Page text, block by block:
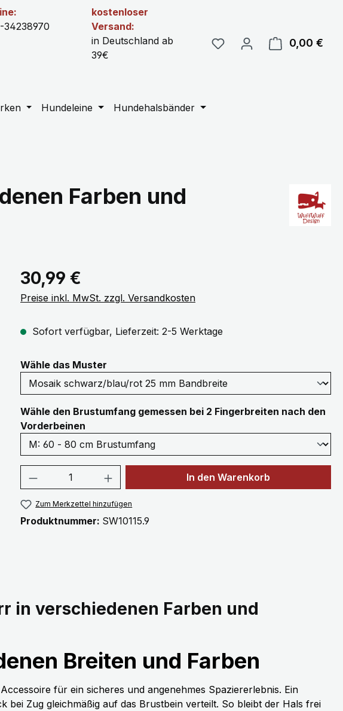
34238970
kostenloser
Versand:
in Deutschland ab
39€
0,00 €
Hundeleine
Hundehalsbänder
Farben und
Regulärer Preis:
30,99 €
Preise inkl. MwSt. zzgl. Versandkosten
Sofort verfügbar, Lieferzeit: 2-5 Werktage
Wähle das Muster
Wähle den Brustumfang gemessen bei 2 Fingerbreiten nach den
Vorderbeinen
Produkt Anzahl: Gib den gewünschten Wert
In den Warenkorb
Zum Merkzettel hinzufügen
Produktnummer: SW10115.9
in verschiedenen Farben und
Breiten und Farben
für ein sicheres und angenehmes Spaziererlebnis. Ein
Zug gleichmäßig auf das Brustbein verteilt. So bleibt der Hals frei